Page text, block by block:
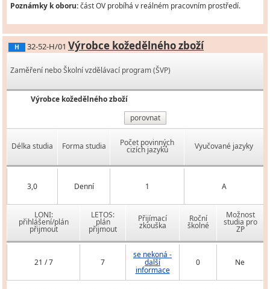
Poznámky k oboru:část OV probíhá v reálném pracovním prostředí.
H 32-52-H/01 Výrobce kožedělného zboží
Zaměření nebo Školní vzdělávací program (ŠVP)
Výrobce kožedělného zboží
porovnat
Délka studia Forma studia Počet povinných
cizích jazyků Vyučované jazyky
3,0 Denní 1 A
LONI:
přihlášení/plán
přijmout
LETOS:
plán
přijmout
Přijímací
zkouška
Roční
školné
Možnost
studia pro
ZP
21 / 7 7
se nekoná -
další
informace
0 Ne